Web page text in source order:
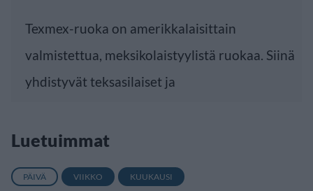
Texmex-ruoka on amerikkalaisittain
valmistettua, meksikolaistyylistä ruokaa. Siinä
yhdistyvät teksasilaiset ja
Luetuimmat
PÄIVÄ VIIKKO KUUKAUSI